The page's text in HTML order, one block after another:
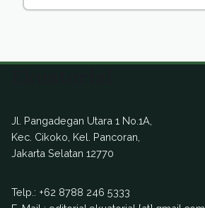
Jl. Pangadegan Utara 1 No.1A,
Kec. Cikoko, Kel. Pancoran,
Jakarta Selatan 12770
Telp.: +62 8788 246 5333